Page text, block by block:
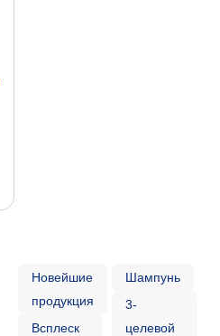
Новейшие
продукция
Всплеск
Шампунь
3-
целевой